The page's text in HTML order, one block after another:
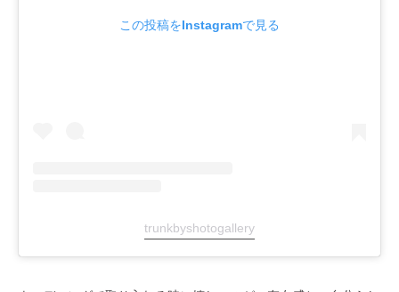
この投稿をInstagramで見る
trunkbyshotogallery